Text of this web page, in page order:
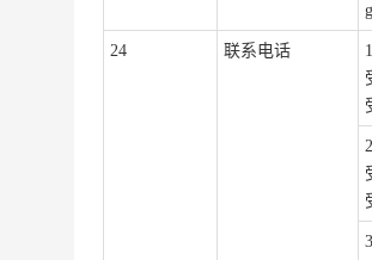
24 联系电话